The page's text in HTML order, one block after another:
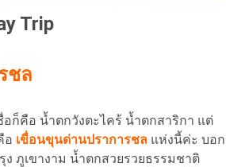
Trip
ชล
คือ น้ำตกวังตะไคร้ น้ำตกสาริกา แต่
อ เขื่อนขุนด่านปราการชล แห่งนี้ค่ะ บอก
ภูเขางาม น้ำตกสวยรวยธรรมชาติ